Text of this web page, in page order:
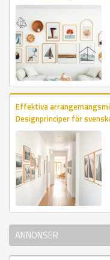
Effektiva
Designprinciper för
ANNONSER